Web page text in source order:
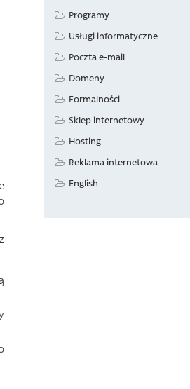
Programy
Usługi informatyczne
Poczta e-mail
Domeny
Formalności
Sklep internetowy
Hosting
Reklama internetowa
English